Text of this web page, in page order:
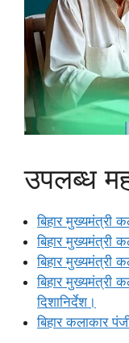
उपलब्ध
बिहार मुख्यमंत्री
बिहार मुख्यमंत्री
बिहार मुख्यमंत्री
बिहार मुख्यमंत्री
दिशानिर्देश।
बिहार कलाकार